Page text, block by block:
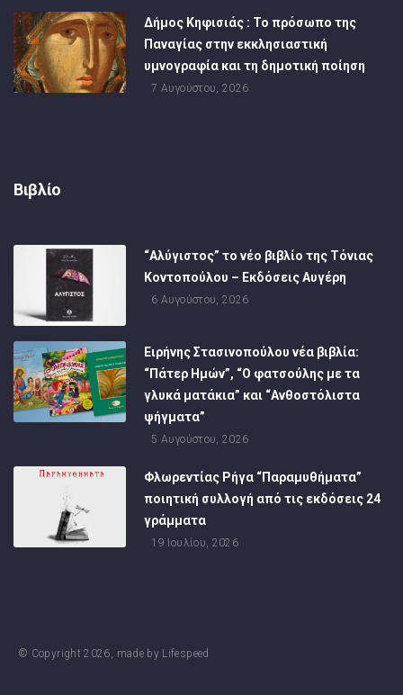
Δήμος Κηφισιάς : Το πρόσωπο της
Παναγίας στην εκκλησιαστική
υμνογραφία και τη δημοτική ποίηση
7 Αυγούστου, 2026
Βιβλίο
“Αλύγιστος” το νέο βιβλίο της Τόνιας
Κοντοπούλου – Εκδόσεις Αυγέρη
6 Αυγούστου, 2026
Ειρήνης Στασινοπούλου νέα βιβλία:
“Πάτερ Ημών”, “Ο φατσούλης με τα
γλυκά ματάκια” και “Ανθοστόλιστα
ψήγματα”
5 Αυγούστου, 2026
Φλωρεντίας Ρήγα “Παραμυθήματα”
ποιητική συλλογή από τις εκδόσεις 24
γράμματα
19 Ιουλίου, 2026
© Copyright2026, made by Lifespeed